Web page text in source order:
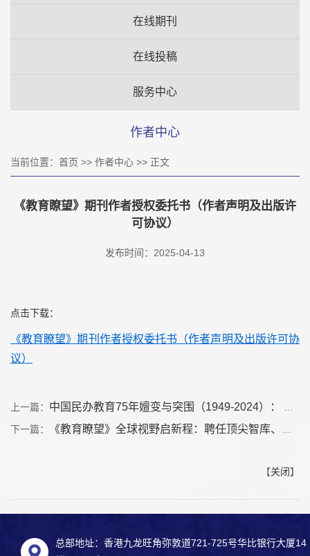
在线期刊
在线投稿
服务中心
作者中心
当前位置： 首页 >> 作者中心 >> 正文
《教育瞭望》期刊作者授权委托书（作者声明及出版许
可协议）
发布时间：2025-04-13
点击下载：
《教育瞭望》期刊作者授权委托书（作者声明及出版许可协
议）
上一篇： 中国民办教育75年嬗变与突围（1949-2024）： 制度博弈与教育创新的双重变奏
下一篇： 《教育瞭望》全球视野启新程：聘任顶尖智库、上线维普网，赋能中国教育现代化
【关闭】
总部地址：香港九龙旺角弥敦道721-725号华比银行大厦14